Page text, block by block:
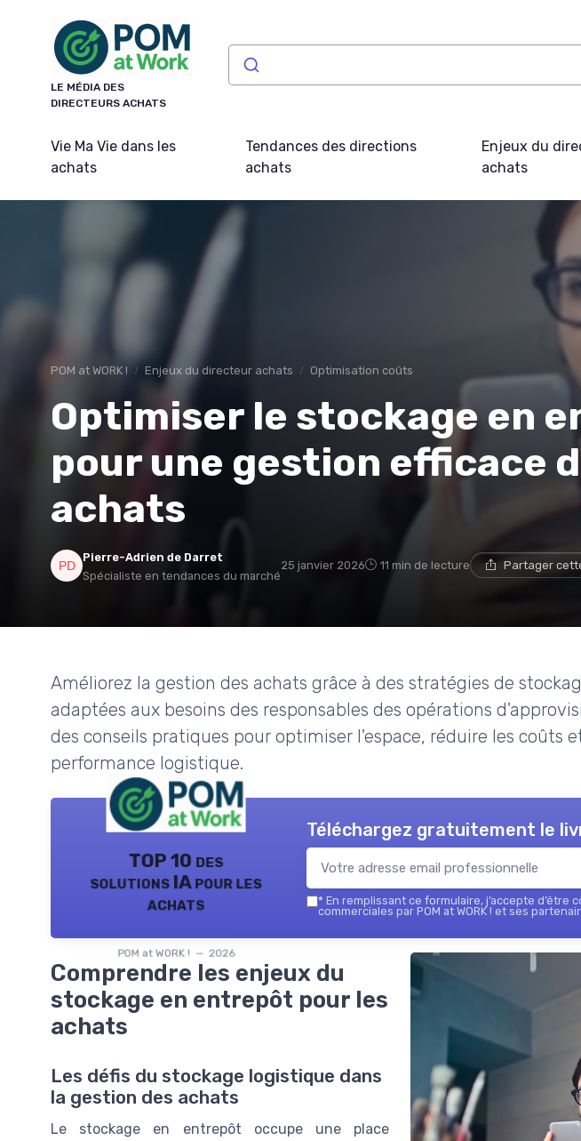
LE MÉDIA DES
DIRECTEURS ACHATS
Vie Ma Vie dans les
achats
Tendances des directions
achats
Enjeux du
achats
POM at WORK ! Enjeux du directeur achats Optimisation coûts
Optimiser le stockage en
pour une gestion efficace
achats
Pierre-Adrien de Darret
Spécialiste en tendances du marché
25 janvier 2026 11 min de lecture Partager
Améliorez la gestion des achats grâce à des stratégies de
adaptées aux besoins des responsables des opérations
des conseils pratiques pour optimiser l'espace, réduire les coûts
performance logistique.
TOP 10 des
solutions IA pour les
achats
POM at WORK ! — 2026
Téléchargez gratuitement le
* En remplissant ce formulaire, j’accepte d’être
commerciales par POM at WORK ! et ses
Comprendre les enjeux du
stockage en entrepôt pour les
achats
Les défis du stockage logistique dans
la gestion des achats
Le stockage en entrepôt occupe une place